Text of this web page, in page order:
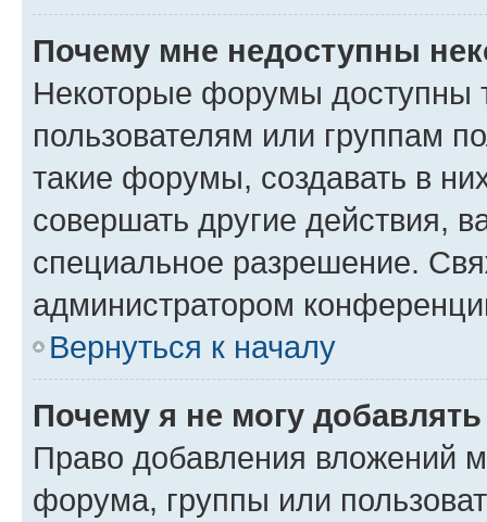
Почему мне недоступны
Некоторые форумы доступны
пользователям или группам
такие форумы, создавать в
совершать другие действия,
специальное разрешение.
администратором
Вернуться к началу
Почему я не могу
Право добавления вложений
форума, группы или